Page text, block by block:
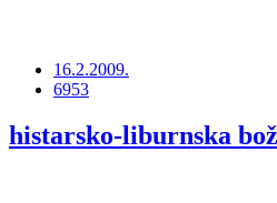
16.2.2009.
6953
histarsko-liburnska